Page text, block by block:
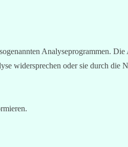
Analyseprogrammen. Die
widersprechen oder sie durch die